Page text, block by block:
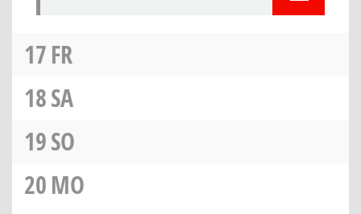
17FR
18SA
19SO
20MO